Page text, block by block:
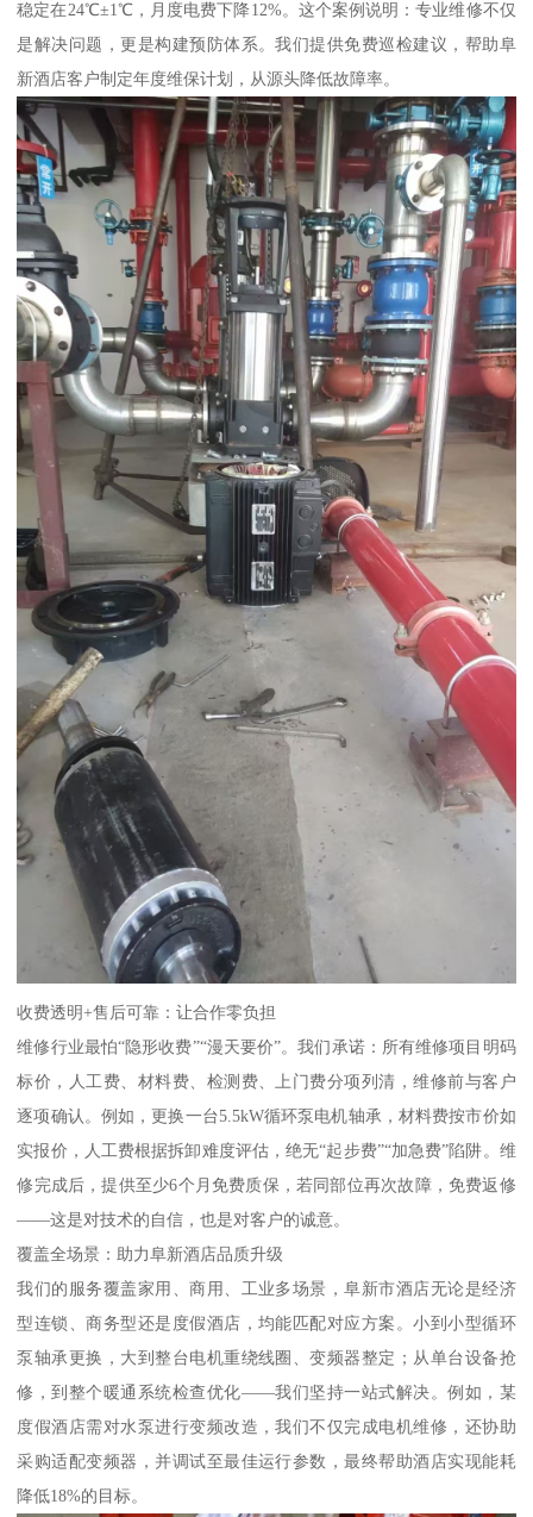
稳定在24℃±1℃，月度电费下降12%。这个案例说明：专业维修不仅
是解决问题，更是构建预防体系。我们提供免费巡检建议，帮助阜
新酒店客户制定年度维保计划，从源头降低故障率。
收费透明+售后可靠：让合作零负担
维修行业最怕“隐形收费”“漫天要价”。我们承诺：所有维修项目明码
标价，人工费、材料费、检测费、上门费分项列清，维修前与客户
逐项确认。例如，更换一台5.5kW循环泵电机轴承，材料费按市价如
实报价，人工费根据拆卸难度评估，绝无“起步费”“加急费”陷阱。维
修完成后，提供至少6个月免费质保，若同部位再次故障，免费返修
——这是对技术的自信，也是对客户的诚意。
覆盖全场景：助力阜新酒店品质升级
我们的服务覆盖家用、商用、工业多场景，阜新市酒店无论是经济
型连锁、商务型还是度假酒店，均能匹配对应方案。小到小型循环
泵轴承更换，大到整台电机重绕线圈、变频器整定；从单台设备抢
修，到整个暖通系统检查优化——我们坚持一站式解决。例如，某
度假酒店需对水泵进行变频改造，我们不仅完成电机维修，还协助
采购适配变频器，并调试至最佳运行参数，最终帮助酒店实现能耗
降低18%的目标。